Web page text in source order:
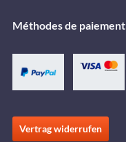
Méthodes de paiement
Vertrag widerrufen